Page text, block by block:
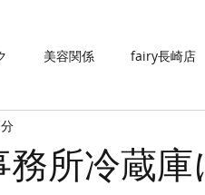
美容関係 fairy長崎店
務所冷蔵